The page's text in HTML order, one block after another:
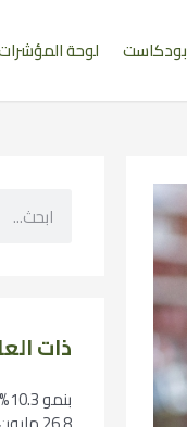
بودكاست لوحة
ذات